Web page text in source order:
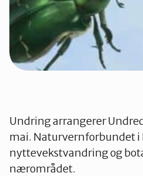
Vestby-Frogn
Undring arrangerer
mai. Naturvernforbundet
nyttevekstvandring og
nærområdet.